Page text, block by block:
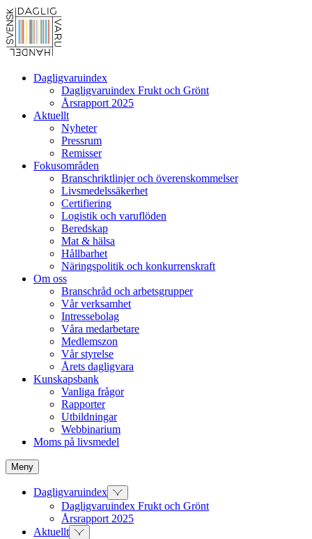
Dagligvaruindex
Dagligvaruindex Frukt och Grönt
Årsrapport 2025
Aktuellt
Nyheter
Pressrum
Remisser
Fokusområden
Branschriktlinjer och överenskommelser
Livsmedelssäkerhet
Certifiering
Logistik och varuflöden
Beredskap
Mat & hälsa
Hållbarhet
Näringspolitik och konkurrenskraft
Om oss
Branschråd och arbetsgrupper
Vår verksamhet
Intressebolag
Våra medarbetare
Medlemszon
Vår styrelse
Årets dagligvara
Kunskapsbank
Vanliga frågor
Rapporter
Utbildningar
Webbinarium
Moms på livsmedel
Meny
Dagligvaruindex
Dagligvaruindex Frukt och Grönt
Årsrapport 2025
Aktuellt